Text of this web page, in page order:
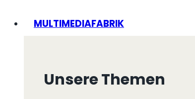
MULTIMEDIAFABRIK
Unsere Themen